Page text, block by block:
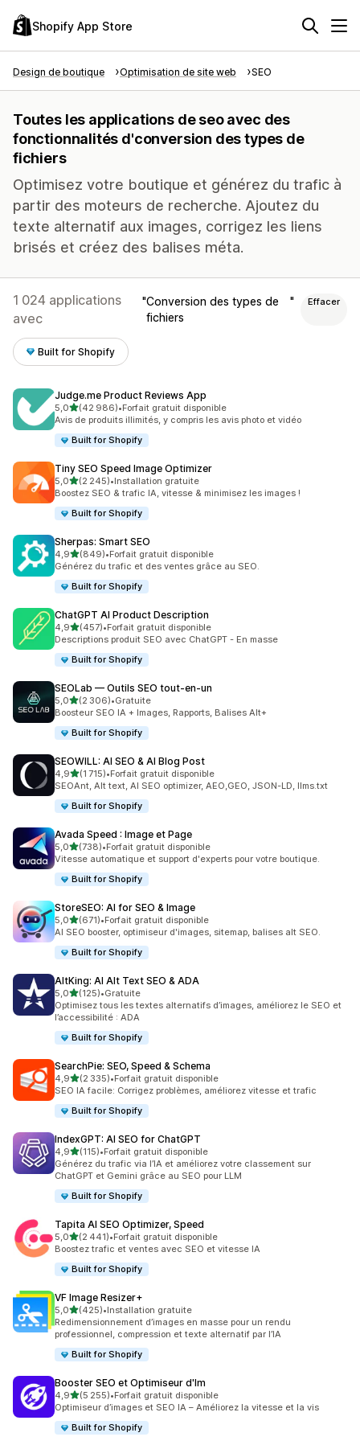
Shopify App Store
Design de boutique Optimisation de site web SEO
Toutes les applications de seo avec des
fonctionnalités d'conversion des types de
fichiers
Optimisez votre boutique et générez du trafic à
partir des moteurs de recherche. Ajoutez du
texte alternatif aux images, corrigez les liens
brisés et créez des balises méta.
1 024 applications
avec
Conversion des types de
fichiers
Effacer
Built for Shopify
Judge.me Product Reviews App
5,0étoile(s) sur 5
(42 986)
42986 avis au total
•Forfait gratuit disponible
Avis de produits illimités, y compris les avis photo et vidéo
Built for Shopify
Tiny SEO Speed Image Optimizer
5,0étoile(s) sur 5
(2 245)
2245 avis au total
•Installation gratuite
Boostez SEO & trafic IA, vitesse & minimisez les images !
Built for Shopify
Sherpas: Smart SEO
4,9étoile(s) sur 5
(849)
849 avis au total
•Forfait gratuit disponible
Générez du trafic et des ventes grâce au SEO.
Built for Shopify
ChatGPT AI Product Description
4,9étoile(s) sur 5
(457)
457 avis au total
•Forfait gratuit disponible
Descriptions produit SEO avec ChatGPT - En masse
Built for Shopify
SEOLab — Outils SEO tout‑en‑un
5,0étoile(s) sur 5
(2 306)
2306 avis au total
•Gratuite
Boosteur SEO IA + Images, Rapports, Balises Alt+
Built for Shopify
SEOWILL: AI SEO & AI Blog Post
4,9étoile(s) sur 5
(1 715)
1715 avis au total
•Forfait gratuit disponible
SEOAnt, Alt text, AI SEO optimizer, AEO,GEO, JSON-LD, llms.txt
Built for Shopify
Avada Speed : Image et Page
5,0étoile(s) sur 5
(738)
738 avis au total
•Forfait gratuit disponible
Vitesse automatique et support d'experts pour votre boutique.
Built for Shopify
StoreSEO: AI for SEO & Image
5,0étoile(s) sur 5
(671)
671 avis au total
•Forfait gratuit disponible
AI SEO booster, optimiseur d'images, sitemap, balises alt SEO.
Built for Shopify
AltKing: AI Alt Text SEO & ADA
5,0étoile(s) sur 5
(125)
125 avis au total
•Gratuite
Optimisez tous les textes alternatifs d’images, améliorez le SEO et
l’accessibilité : ADA
Built for Shopify
SearchPie: SEO, Speed & Schema
4,9étoile(s) sur 5
(2 335)
2335 avis au total
•Forfait gratuit disponible
SEO IA facile: Corrigez problèmes, améliorez vitesse et trafic
Built for Shopify
IndexGPT: AI SEO for ChatGPT
4,9étoile(s) sur 5
(115)
115 avis au total
•Forfait gratuit disponible
Générez du trafic via l’IA et améliorez votre classement sur
ChatGPT et Gemini grâce au SEO pour LLM
Built for Shopify
Tapita AI SEO Optimizer, Speed
5,0étoile(s) sur 5
(2 441)
2441 avis au total
•Forfait gratuit disponible
Boostez trafic et ventes avec SEO et vitesse IA
Built for Shopify
VF Image Resizer+
5,0étoile(s) sur 5
(425)
425 avis au total
•Installation gratuite
Redimensionnement d’images en masse pour un rendu
professionnel, compression et texte alternatif par l’IA
Built for Shopify
Booster SEO et Optimiseur d'Im
4,9étoile(s) sur 5
(5 255)
5255 avis au total
•Forfait gratuit disponible
Optimiseur d’images et SEO IA – Améliorez la vitesse et la vis
Built for Shopify